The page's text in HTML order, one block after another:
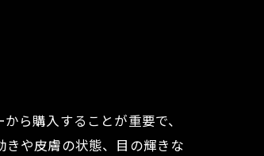
ら購入することが重要で、
や皮膚の状態、目の輝きな